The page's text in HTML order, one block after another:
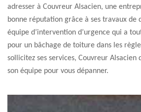
adresser à Couvreur Alsacien, une
bonne réputation grâce à ses travaux de
équipe d’intervention d’urgence qui a
pour un bâchage de toiture dans les
sollicitez ses services, Couvreur Alsacien
son équipe pour vous dépanner.